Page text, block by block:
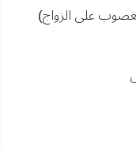
على الزواج)